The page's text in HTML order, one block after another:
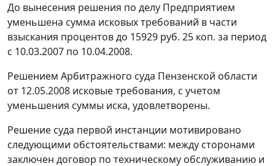
До вынесения решения по делу Предприятием
уменьшена сумма исковых требований в части
взыскания процентов до 15929 руб. 25 коп. за период
с 10.03.2007 по 10.04.2008.
Решением Арбитражного суда Пензенской области
от 12.05.2008 исковые требования, с учетом
уменьшения суммы иска, удовлетворены.
Решение суда первой инстанции мотивировано
следующими обстоятельствами: между сторонами
заключен договор по техническому обслуживанию и